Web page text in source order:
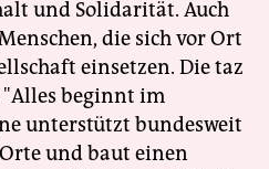
und Solidarität. Auch
die sich vor Ort
einsetzen. Die taz
beginnt im
unterstützt bundesweit
und baut einen